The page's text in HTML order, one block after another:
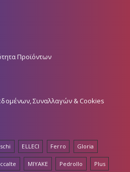
Προϊόντων
Συναλλαγών & Cookies
ELLECI Ferro Gloria
MIYAKE Pedrollo Plus